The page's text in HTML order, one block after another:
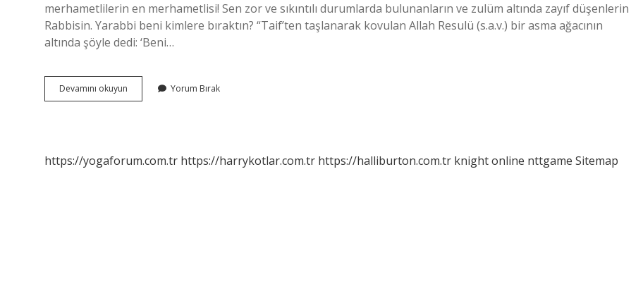
merhametlilerin en merhametlisi! Sen zor ve sıkıntılı durumlarda bulunanların ve zulüm altında zayıf düşenlerin
Rabbisin. Yarabbi beni kimlere bıraktın? “Taif’ten taşlanarak kovulan Allah Resulü (s.a.v.) bir asma ağacının
altında şöyle dedi: ‘Beni…
Devamını okuyun
Rabbim
Yorum Bırak
https://yogaforum.com.tr https://harrykotlar.com.tr https://halliburton.com.tr knight online nttgame Sitemap